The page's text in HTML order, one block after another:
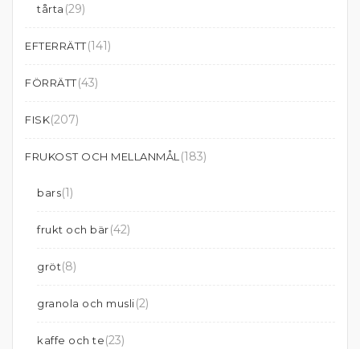
tårta (29)
EFTERRÄTT(141)
FÖRRÄTT(43)
FISK(207)
FRUKOST OCH MELLANMÅL (183)
bars(1)
frukt och bär(42)
gröt(8)
granola och musli(2)
kaffe och te(23)